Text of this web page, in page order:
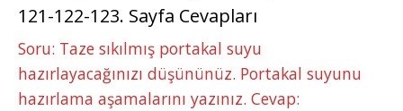
121-122-123. Sayfa Cevapları
Soru: Taze sıkılmış portakal suyu
hazırlayacağınızı düşününüz. Portakal suyunu
hazırlama aşamalarını yazınız. Cevap: